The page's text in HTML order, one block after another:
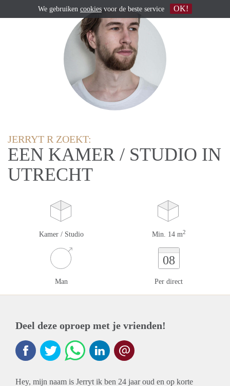
JERRYT R ZOEKT:
EEN KAMER / STUDIO IN
UTRECHT
Kamer / Studio Min. 14 m2
Man
08
Per direct
Deel deze oproep met je vrienden!
Hey, mijn naam is Jerryt ik ben 24 jaar oud en op korte
We gebruiken cookies voor de beste service OK!